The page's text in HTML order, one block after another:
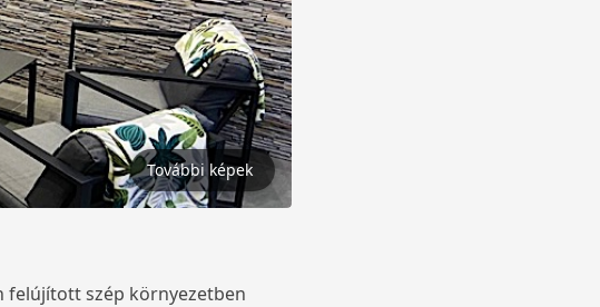
További képek
felújított szép környezetben